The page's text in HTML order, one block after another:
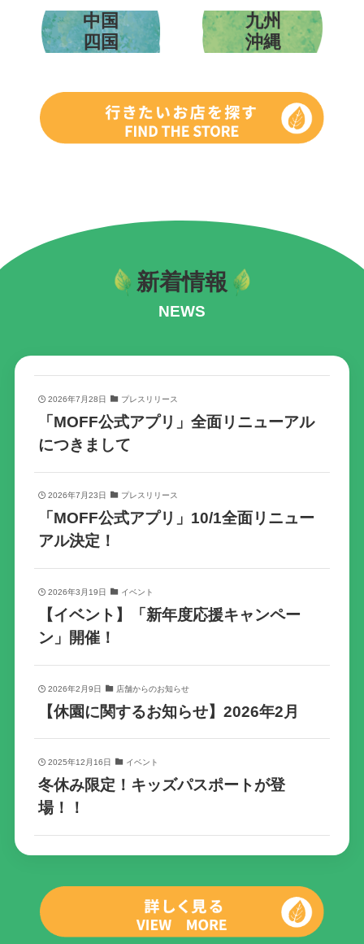
中国
四国
九州
沖縄
新着情報
NEWS
2026年7月28日 プレスリリース
「MOFF公式アプリ」全面リニューアル
につきまして
2026年7月23日 プレスリリース
「MOFF公式アプリ」10/1全面リニュー
アル決定！
2026年3月19日 イベント
【イベント】「新年度応援キャンペー
ン」開催！
2026年2月9日 店舗からのお知らせ
【休園に関するお知らせ】2026年2月
2025年12月16日 イベント
冬休み限定！キッズパスポートが登
場！！